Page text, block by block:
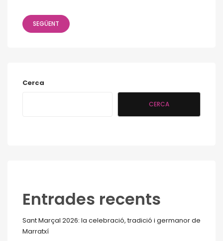
SEGÜENT
Cerca
CERCA
Entrades recents
Sant Marçal 2026: la celebració, tradició i germanor de
Marratxí